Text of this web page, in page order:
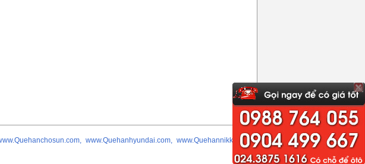
www.Quehanhyundai.com, www.Quehannikko.com,
Liên hệ để có giá tốt nhất